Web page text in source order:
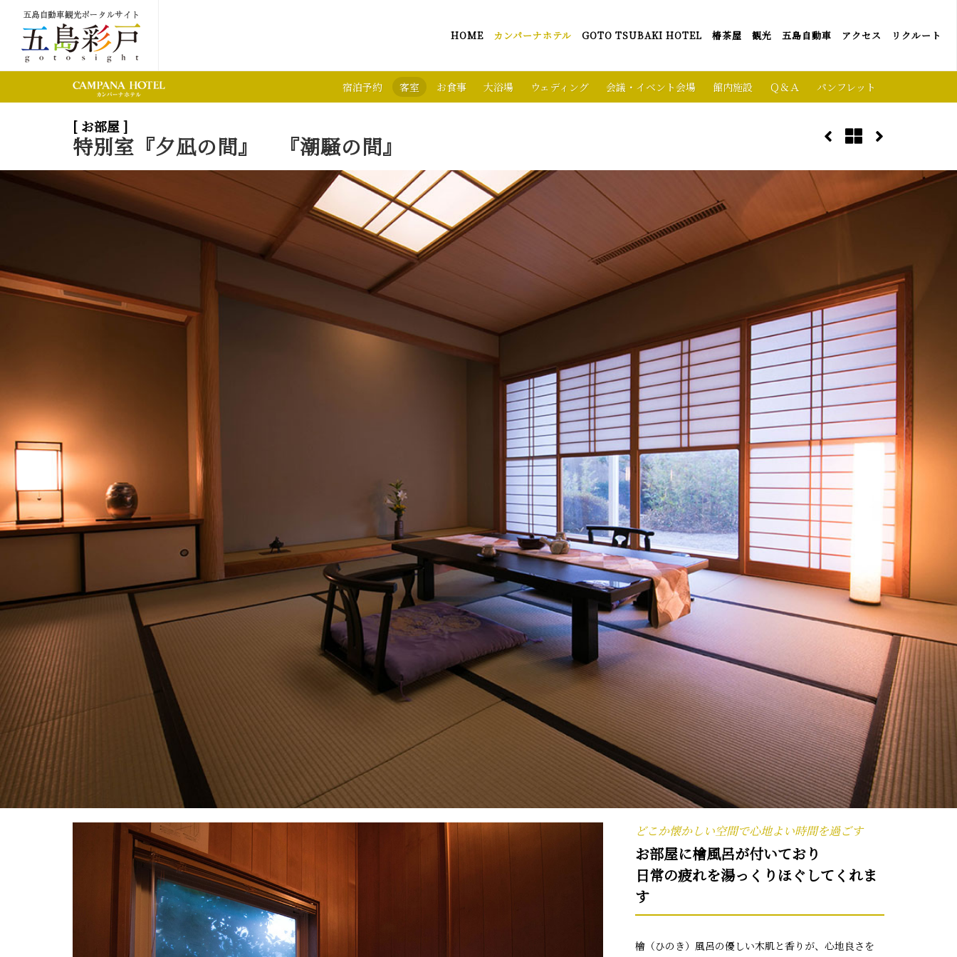
HOME カンパーナホテル GOTO TSUBAKI HOTEL 椿茶屋 観光 五島自動車 アクセス リクルート
宿泊予約 客室 お食事 大浴場 ウェディング 会議・イベント会場 館内施設 Ｑ＆Ａ パンフレット
[ お部屋 ]
特別室『夕凪の間』 『潮騒の間』
どこか懐かしい空間で心地よい時間を過ごす
お部屋に檜風呂が付いており
日常の疲れを湯っくりほぐしてくれま
す
檜（ひのき）風呂の優しい木肌と香りが、心地良さを